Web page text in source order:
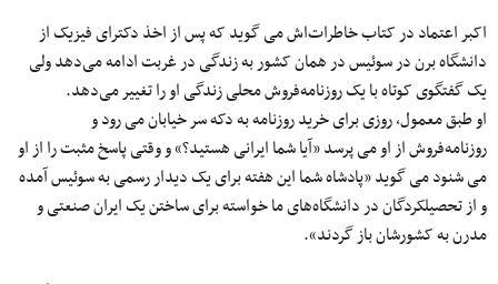
اکبر اعتماد در کتاب خاطرات‌اش می گوید که پس از اخذ دکترای فیزیک از
دانشگاه برن در سوئیس در همان کشور به زندگی در غربت ادامه می‌دهد ولی
یک گفتگوی کوتاه با یک روزنامه‌فروش محلی زندگی او را تغییر می‌دهد.
او طبق معمول، روزی برای خرید روزنامه به دکه سر خیابان می رود و
روزنامه‌فروش از او می پرسد «آیا شما ایرانی هستید؟» و وقتی پاسخ مثبت را از او
می شنود می گوید «پادشاه شما این هفته برای یک دیدار رسمی به سوئیس آمده
و از تحصیلکردگان در دانشگاه‌های ما خواسته برای ساختن یک ایران صنعتی و
مدرن به کشورشان باز گردند».